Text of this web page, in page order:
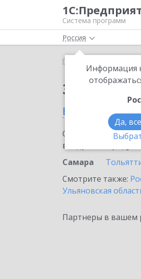
Система программ
Россия
Информация
Да,
Главная
Заказать
в Самаре
Ознакомьтесь с
внедрение продукта.
Самара
Смотрите также:
Ульяновская
Партнеры в вашем